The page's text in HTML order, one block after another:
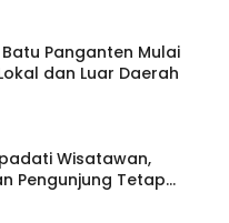
Panganten Mulai
dan Luar Daerah
Wisatawan,
Pengunjung Tetap